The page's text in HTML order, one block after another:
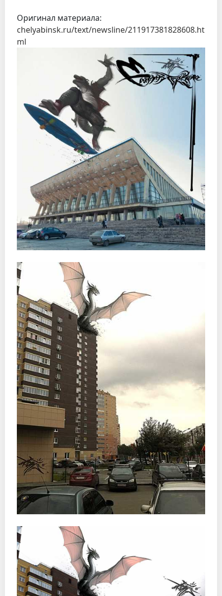
Оригинал материала:
chelyabinsk.ru/text/newsline/211917381828608.ht
ml